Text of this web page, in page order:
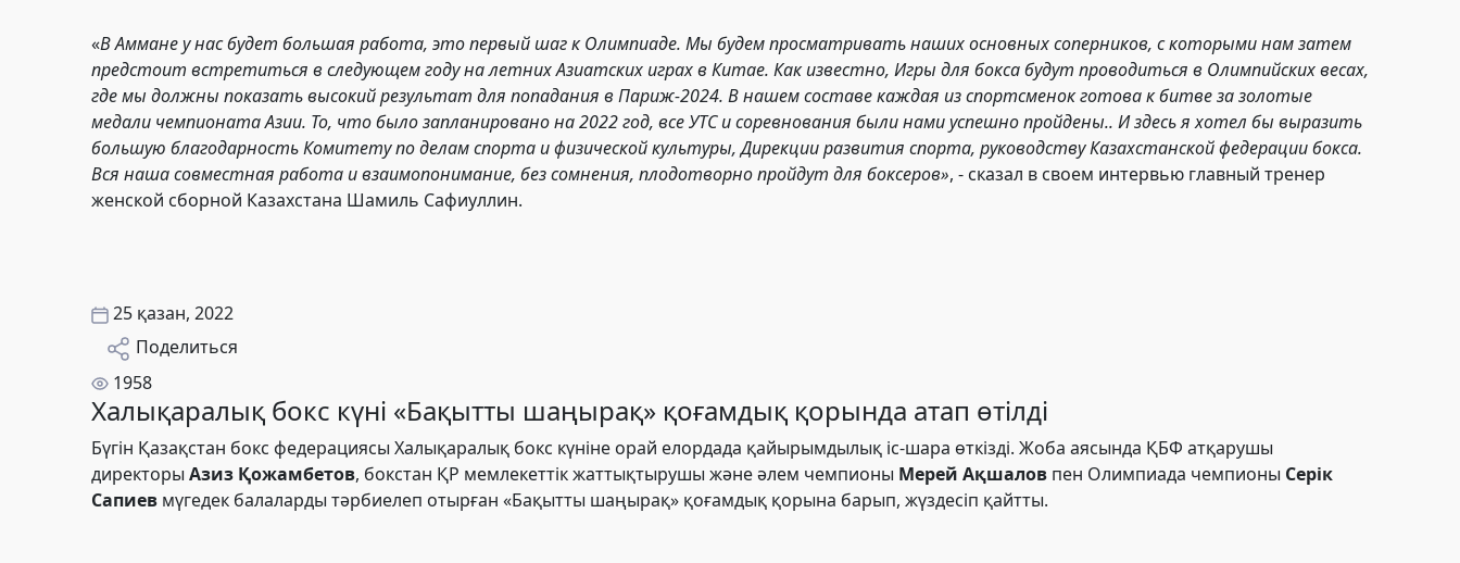
«В Аммане у нас будет большая работа, это первый шаг к Олимпиаде. Мы будем просматривать наших основных соперников, с которыми нам затем
предстоит встретиться в следующем году на летних Азиатских играх в Китае. Как известно, Игры для бокса будут проводиться в Олимпийских весах,
где мы должны показать высокий результат для попадания в Париж-2024. В нашем составе каждая из спортсменок готова к битве за золотые
медали чемпионата Азии. То, что было запланировано на 2022 год, все УТС и соревнования были нами успешно пройдены.. И здесь я хотел бы выразить
большую благодарность Комитету по делам спорта и физической культуры, Дирекции развития спорта, руководству Казахстанской федерации бокса.
Вся наша совместная работа и взаимопонимание, без сомнения, плодотворно пройдут для боксеров», - сказал в своем интервью главный тренер
женской сборной Казахстана Шамиль Сафиуллин.
25 қазан, 2022
Поделиться
1958
Халықаралық бокс күні «Бақытты шаңырақ» қоғамдық қорында атап өтілді
Бүгін Қазақстан бокс федерациясы Халықаралық бокс күніне орай елордада қайырымдылық іс-шара өткізді. Жоба аясында ҚБФ атқарушы
директоры Азиз Қожамбетов, бокстан ҚР мемлекеттік жаттықтырушы және әлем чемпионы Мерей Ақшалов пен Олимпиада чемпионы Серік
Сапиев мүгедек балаларды тәрбиелеп отырған «Бақытты шаңырақ» қоғамдық қорына барып, жүздесіп қайтты.